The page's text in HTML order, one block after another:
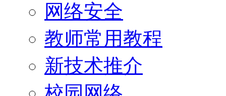
网络安全
教师常用教程
新技术推介